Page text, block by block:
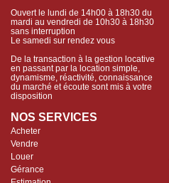
Ouvert le lundi de 14h00 à 18h30 du
mardi au vendredi de 10h30 à 18h30
sans interruption
Le samedi sur rendez vous
De la transaction à la gestion locative
en passant par la location simple,
dynamisme, réactivité, connaissance
du marché et écoute sont mis à votre
disposition
NOS SERVICES
Acheter
Vendre
Louer
Gérance